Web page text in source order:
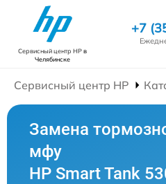
Сервисный центр HPв
Челябинске
+7
Сервисный центр HP
Замена
мфу
HP Smart Tank